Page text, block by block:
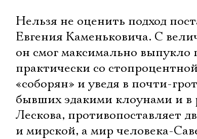
Нельзя не оценить подход
Евгения Каменьковича. С
он смог максимально выпукло
практически со
«соборян» и уведя в почти-
бывших эдакими клоунами и в
Лескова, противопоставляет
и мирской, а мир человека-